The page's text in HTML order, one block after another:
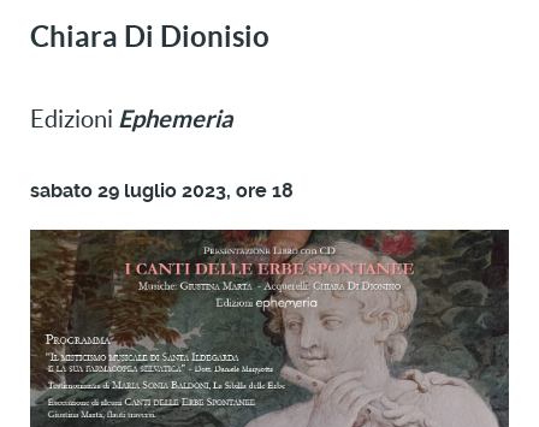
Chiara Di Dionisio
Edizioni Ephemeria
sabato 29 luglio 2023, ore 18